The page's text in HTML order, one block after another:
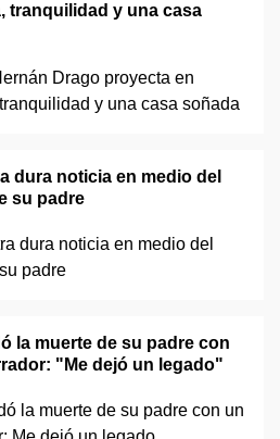
tranquilidad y una casa
dura noticia en medio del
su padre
la muerte de su padre con
"Me dejó un legado"